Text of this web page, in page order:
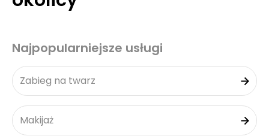
Najpopularniejsze usługi
Zabieg na twarz
Makijaż